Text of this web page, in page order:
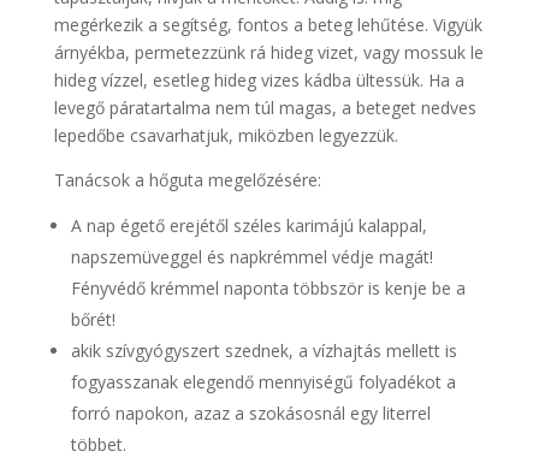
megérkezik a segítség, fontos a beteg lehűtése. Vigyük
árnyékba, permetezzünk rá hideg vizet, vagy mossuk le
hideg vízzel, esetleg hideg vizes kádba ültessük. Ha a
levegő páratartalma nem túl magas, a beteget nedves
lepedőbe csavarhatjuk, miközben legyezzük.
Tanácsok a hőguta megelőzésére:
A nap égető erejétől széles karimájú kalappal,
napszemüveggel és napkrémmel védje magát!
Fényvédő krémmel naponta többször is kenje be a
bőrét!
akik szívgyógyszert szednek, a vízhajtás mellett is
fogyasszanak elegendő mennyiségű folyadékot a
forró napokon, azaz a szokásosnál egy literrel
többet.